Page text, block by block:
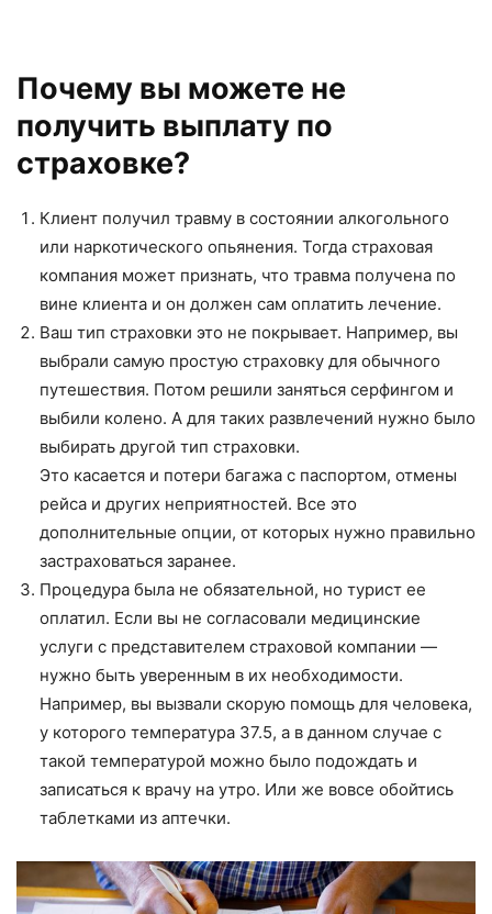
Почему вы можете не
получить выплату по
страховке?
Клиент получил травму в состоянии алкогольного
или наркотического опьянения. Тогда страховая
компания может признать, что травма получена по
вине клиента и он должен сам оплатить лечение.
Ваш тип страховки это не покрывает. Например, вы
выбрали самую простую страховку для обычного
путешествия. Потом решили заняться серфингом и
выбили колено. А для таких развлечений нужно было
выбирать другой тип страховки.
Это касается и потери багажа с паспортом, отмены
рейса и других неприятностей. Все это
дополнительные опции, от которых нужно правильно
застраховаться заранее.
Процедура была не обязательной, но турист ее
оплатил. Если вы не согласовали медицинские
услуги с представителем страховой компании —
нужно быть уверенным в их необходимости.
Например, вы вызвали скорую помощь для человека,
у которого температура 37.5, а в данном случае с
такой температурой можно было подождать и
записаться к врачу на утро. Или же вовсе обойтись
таблетками из аптечки.